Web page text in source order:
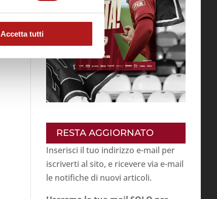
Accetta tutti
RESTA AGGIORNATO
Inserisci il tuo indirizzo e-mail per
iscriverti al sito, e ricevere via e-mail
le notifiche di nuovi articoli.